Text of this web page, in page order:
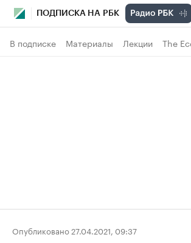
ПОДПИСКА НА РБК
В подписке Материалы Лекции The
Опубликовано 27.04.2021, 09:37